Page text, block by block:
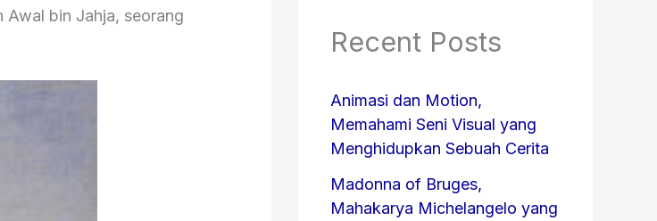
Awal bin Jahja, seorang
Recent Posts
Animasi dan Motion,
Memahami Seni Visual yang
Menghidupkan Sebuah Cerita
Madonna of Bruges,
Mahakarya Michelangelo yang